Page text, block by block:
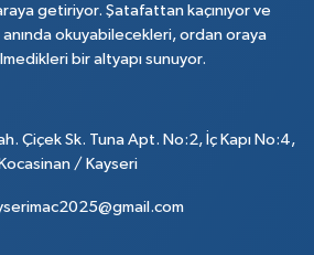
getiriyor. Şatafattan kaçınıyor ve
okuyabilecekleri, ordan oraya
bir altyapı sunuyor.
Çiçek Sk. Tuna Apt. No:2, İç Kapı No:4,
Kocasinan / Kayseri